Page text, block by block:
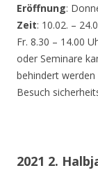
Eröffnung:
Zeit: 10.02. –
Fr. 8.30 – 14.00
oder Seminare
behindert
Besuch
2021 2.